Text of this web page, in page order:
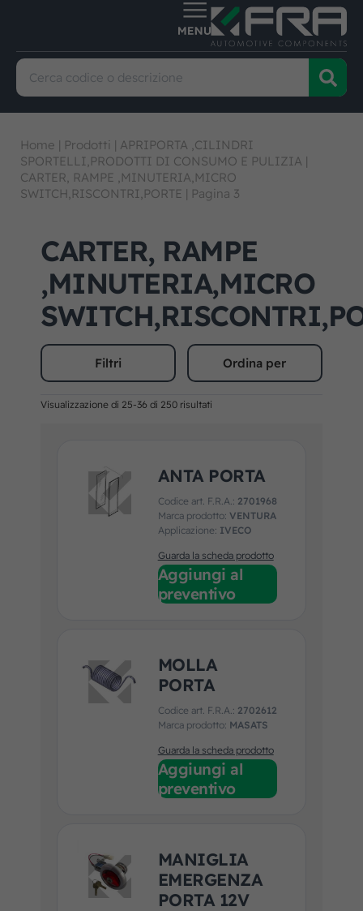
Home | Prodotti | APRIPORTA ,CILINDRI
SPORTELLI,PRODOTTI DI CONSUMO E PULIZIA |
CARTER, RAMPE ,MINUTERIA,MICRO
SWITCH,RISCONTRI,PORTE | Pagina 3
CARTER, RAMPE
,MINUTERIA,MICRO
Filtri Ordina per
Visualizzazione di 25-36 di 250 risultati
ANTA PORTA
Codice art. F.R.A.: 2701968
Marca prodotto: VENTURA
Applicazione: IVECO
Guarda la scheda prodotto
Aggiungi al
preventivo
MOLLA
PORTA
Codice art. F.R.A.: 2702612
Marca prodotto: MASATS
Guarda la scheda prodotto
Aggiungi al
preventivo
MANIGLIA
EMERGENZA
PORTA 12V